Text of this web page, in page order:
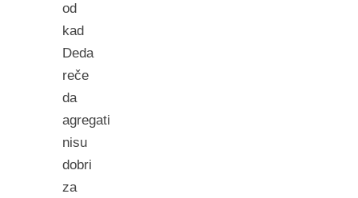
od
kad
Deda
reče
da
agregati
nisu
dobri
za